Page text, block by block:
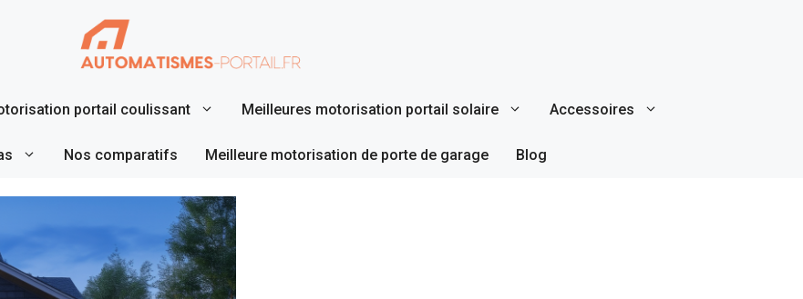
portail coulissant Meilleures motorisation portail solaire Accessoires
Nos comparatifs Meilleure motorisation de porte de garage Blog